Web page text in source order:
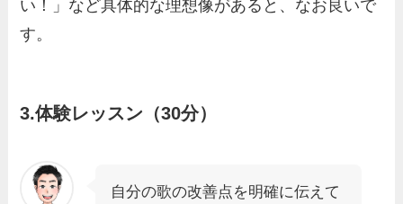
い！」など具体的な理想像があると、なお良いで
す。
3.体験レッスン（30分）
自分の歌の改善点を明確に伝えて